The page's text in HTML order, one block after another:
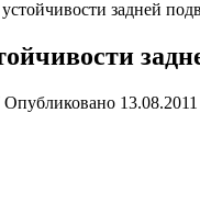
задней
Опубликовано 13.08.2011